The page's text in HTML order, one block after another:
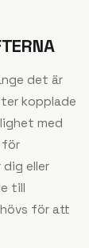
det är
kopplade
med
för
eller
till
för att